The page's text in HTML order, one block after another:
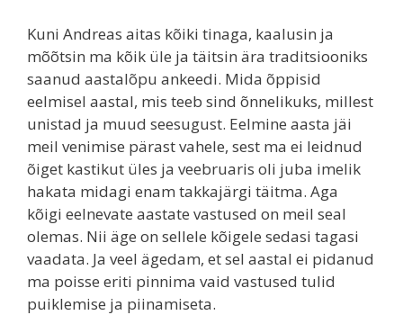
Kuni Andreas aitas kõiki tinaga, kaalusin ja
mõõtsin ma kõik üle ja täitsin ära traditsiooniks
saanud aastalõpu ankeedi. Mida õppisid
eelmisel aastal, mis teeb sind õnnelikuks, millest
unistad ja muud seesugust. Eelmine aasta jäi
meil venimise pärast vahele, sest ma ei leidnud
õiget kastikut üles ja veebruaris oli juba imelik
hakata midagi enam takkajärgi täitma. Aga
kõigi eelnevate aastate vastused on meil seal
olemas. Nii äge on sellele kõigele sedasi tagasi
vaadata. Ja veel ägedam, et sel aastal ei pidanud
ma poisse eriti pinnima vaid vastused tulid
puiklemise ja piinamiseta.